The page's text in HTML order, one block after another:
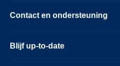
Contact en ondersteuning
Blijf up-to-date